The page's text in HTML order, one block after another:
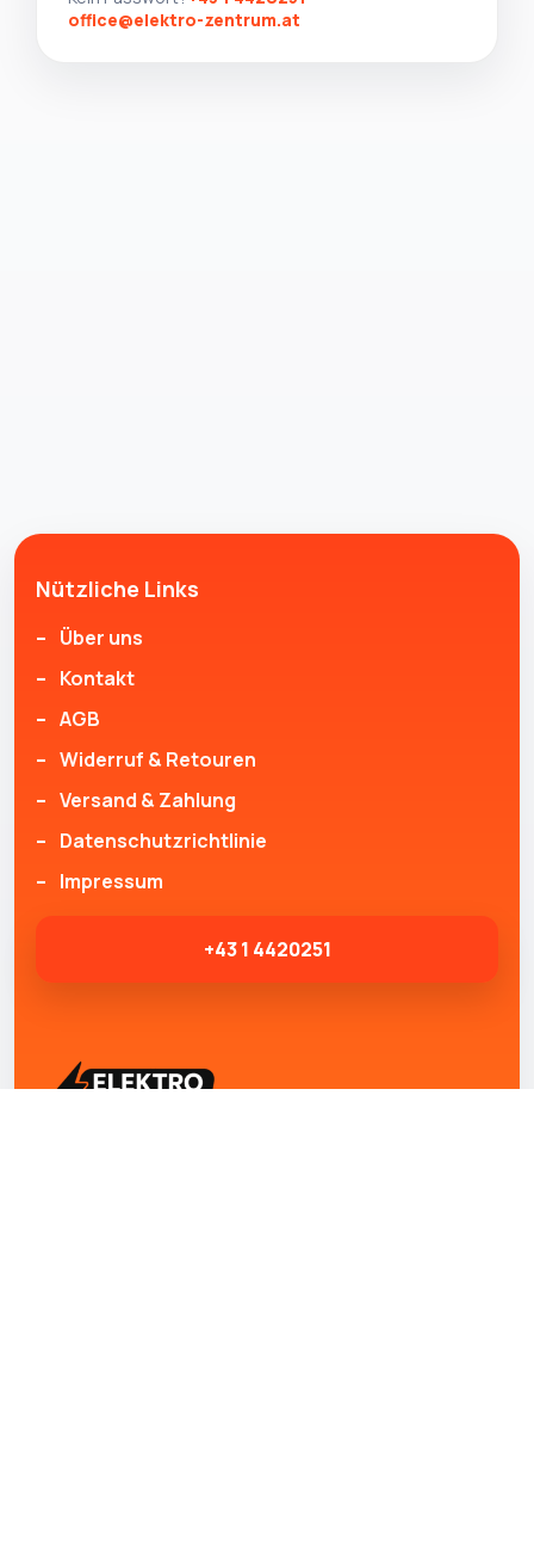
office@elektro-zentrum.at
Nützliche Links
Über uns
Kontakt
AGB
Widerruf & Retouren
Versand & Zahlung
Datenschutzrichtlinie
Impressum
+43 1 4420251